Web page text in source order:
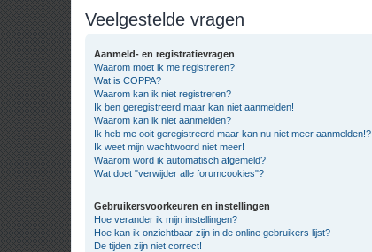
Veelgestelde vragen
Aanmeld- en registratievragen
Waarom moet ik me registreren?
Wat is COPPA?
Waarom kan ik niet registreren?
Ik ben geregistreerd maar kan niet aanmelden!
Waarom kan ik niet aanmelden?
Ik heb me ooit geregistreerd maar kan nu niet meer aanmelden!?
Ik weet mijn wachtwoord niet meer!
Waarom word ik automatisch afgemeld?
Wat doet "verwijder alle forumcookies"?
Gebruikersvoorkeuren en instellingen
Hoe verander ik mijn instellingen?
Hoe kan ik onzichtbaar zijn in de online gebruikers lijst?
De tijden zijn niet correct!